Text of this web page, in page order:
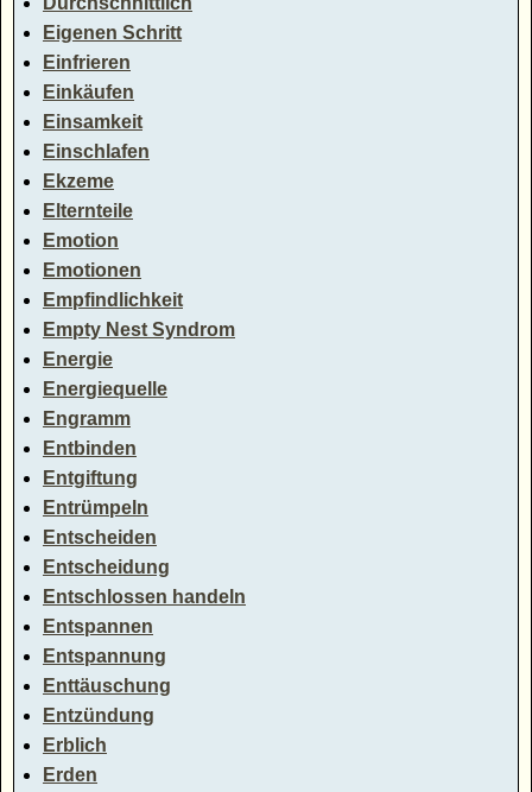
Eigenen Schritt
Einfrieren
Einkäufen
Einsamkeit
Einschlafen
Ekzeme
Elternteile
Emotion
Emotionen
Empfindlichkeit
Empty Nest Syndrom
Energie
Energiequelle
Engramm
Entbinden
Entgiftung
Entrümpeln
Entscheiden
Entscheidung
Entschlossen handeln
Entspannen
Entspannung
Enttäuschung
Entzündung
Erblich
Erden